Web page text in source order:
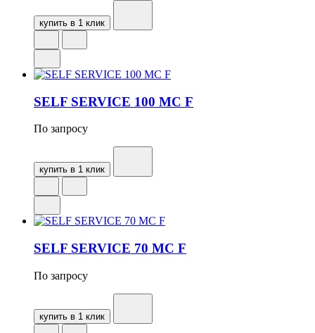
купить в 1 клик
SELF SERVICE 100 MC F
По запросу
купить в 1 клик
SELF SERVICE 70 MC F
По запросу
купить в 1 клик